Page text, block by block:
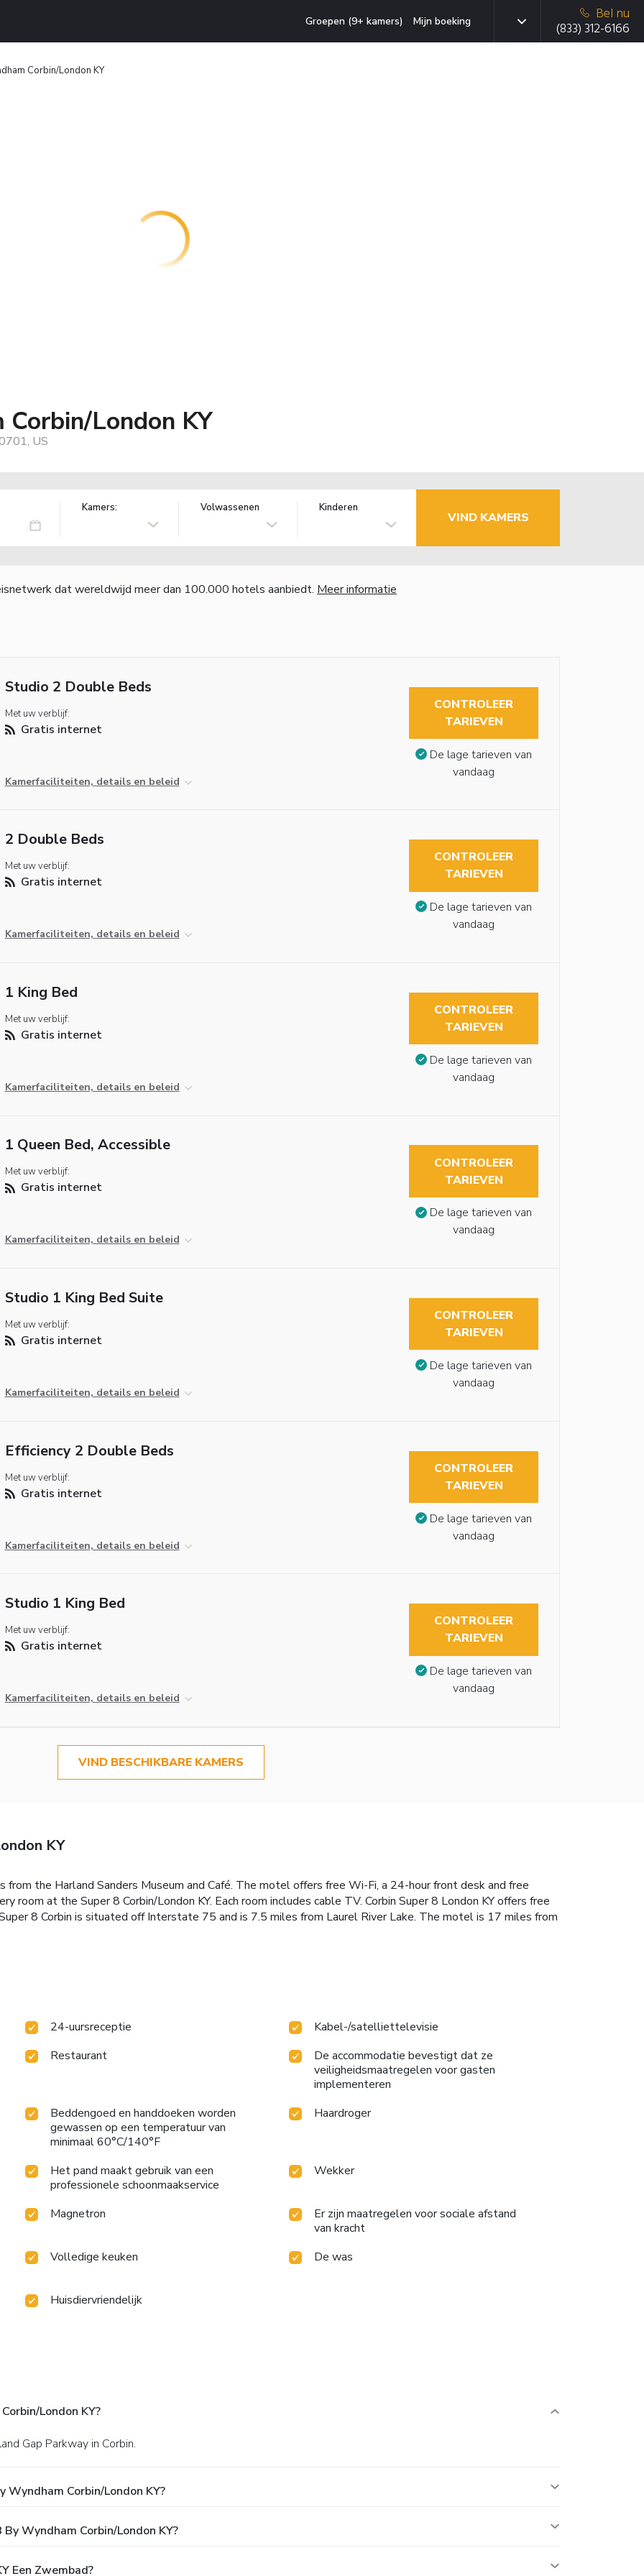
Groepen (9+ kamers) Mijn boeking
Bel nu
(833) 312-6166
Corbin/London KY
London KY
US
Kamers: Volwassenen Kinderen
VIND KAMERS
dat wereldwijd meer dan 100.000 hotels aanbiedt. Meer informatie
Studio 2 Double Beds
Met uw verblijf:
Gratis internet
Kamerfaciliteiten, details en beleid
CONTROLEER
TARIEVEN
De lage tarieven van
vandaag
2 Double Beds
Met uw verblijf:
Gratis internet
Kamerfaciliteiten, details en beleid
CONTROLEER
TARIEVEN
De lage tarieven van
vandaag
1 King Bed
Met uw verblijf:
Gratis internet
Kamerfaciliteiten, details en beleid
CONTROLEER
TARIEVEN
De lage tarieven van
vandaag
1 Queen Bed, Accessible
Met uw verblijf:
Gratis internet
Kamerfaciliteiten, details en beleid
CONTROLEER
TARIEVEN
De lage tarieven van
vandaag
Studio 1 King Bed Suite
Met uw verblijf:
Gratis internet
Kamerfaciliteiten, details en beleid
CONTROLEER
TARIEVEN
De lage tarieven van
vandaag
Efficiency 2 Double Beds
Met uw verblijf:
Gratis internet
Kamerfaciliteiten, details en beleid
CONTROLEER
TARIEVEN
De lage tarieven van
vandaag
Studio 1 King Bed
Met uw verblijf:
Gratis internet
Kamerfaciliteiten, details en beleid
CONTROLEER
TARIEVEN
De lage tarieven van
vandaag
VIND BESCHIKBARE KAMERS
KY
the Harland Sanders Museum and Café. The motel offers free Wi-Fi, a 24-hour front desk and free
room at the Super 8 Corbin/London KY. Each room includes cable TV. Corbin Super 8 London KY offers free
8 Corbin is situated off Interstate 75 and is 7.5 miles from Laurel River Lake. The motel is 17 miles from
24-uursreceptie
Kabel-/satelliettelevisie
Restaurant
De accommodatie bevestigt dat ze
veiligheidsmaatregelen voor gasten
implementeren
Beddengoed en handdoeken worden
gewassen op een temperatuur van
minimaal 60°C/140°F
Haardroger
Het pand maakt gebruik van een
professionele schoonmaakservice
Wekker
Magnetron
Er zijn maatregelen voor sociale afstand
van kracht
Volledige keuken
De was
Huisdiervriendelijk
London KY?
Gap Parkway in Corbin.
Wyndham Corbin/London KY?
Wyndham Corbin/London KY?
Een Zwembad?